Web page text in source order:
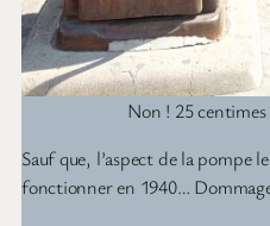
Non ! 25 centimes
Sauf que, l’aspect de la pompe
fonctionner en 1940…